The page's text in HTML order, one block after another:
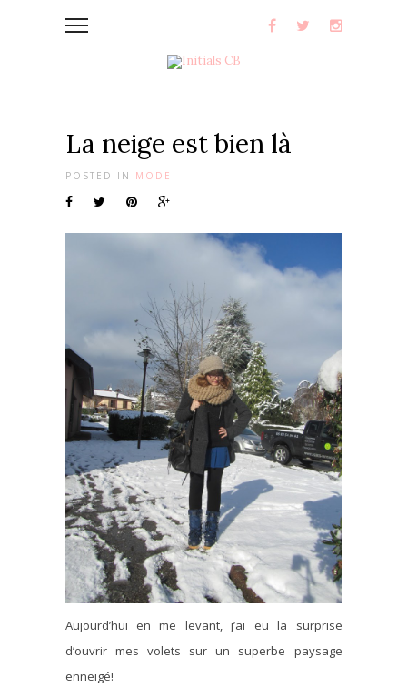
La neige est bien là
POSTED IN MODE
Aujourd’hui en me levant, j’ai eu la surprise
d’ouvrir mes volets sur un superbe paysage
enneigé!